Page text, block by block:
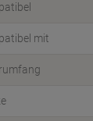
mit